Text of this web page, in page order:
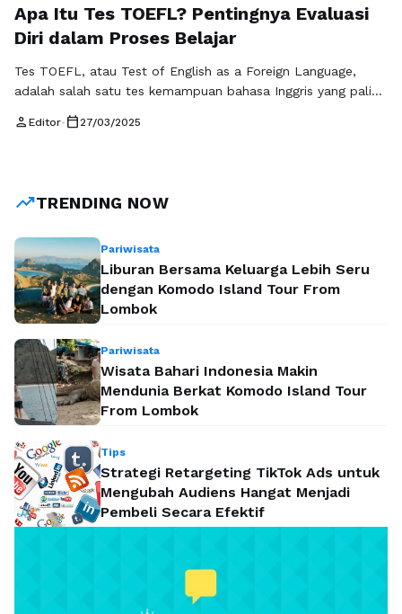
Apa Itu Tes TOEFL? Pentingnya Evaluasi
Diri dalam Proses Belajar
Tes TOEFL, atau Test of English as a Foreign Language,
adalah salah satu tes kemampuan bahasa Inggris yang paling
sejauh mana seseorang memahami dan menggunakan bahasa
person Editor• calendar_today 27/03/2025
trending_upTRENDING NOW
Pariwisata
Liburan Bersama Keluarga Lebih Seru
dengan Komodo Island Tour From
Lombok
Pariwisata
Wisata Bahari Indonesia Makin
Mendunia Berkat Komodo Island Tour
From Lombok
Tips
Strategi Retargeting TikTok Ads untuk
Mengubah Audiens Hangat Menjadi
Pembeli Secara Efektif